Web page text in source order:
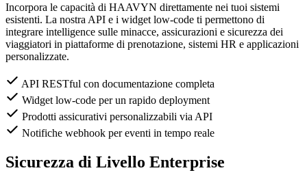
Incorpora le capacità di HAAVYN direttamente nei tuoi sistemi
esistenti. La nostra API e i widget low-code ti permettono di
integrare intelligence sulle minacce, assicurazioni e sicurezza dei
viaggiatori in piattaforme di prenotazione, sistemi HR e applicazioni
personalizzate.
API RESTful con documentazione completa
Widget low-code per un rapido deployment
Prodotti assicurativi personalizzabili via API
Notifiche webhook per eventi in tempo reale
Sicurezza di Livello Enterprise